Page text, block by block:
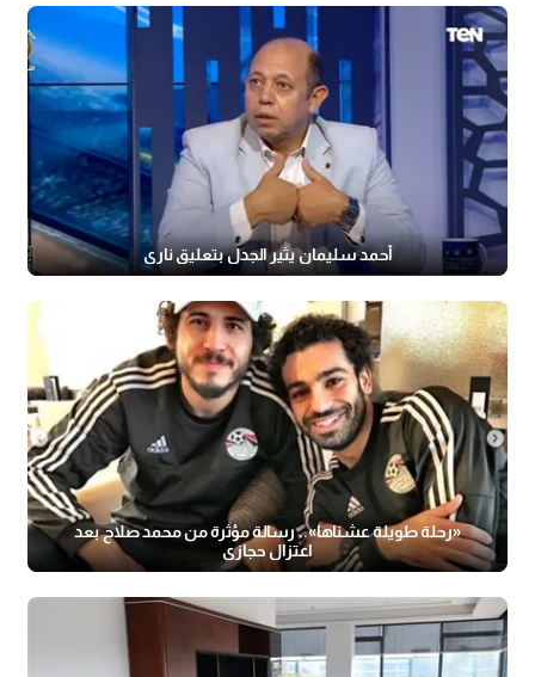
أحمد سليمان يثير الجدل بتعليق ناري
«رحلة طويلة عشناها».. رسالة مؤثرة من محمد صلاح بعد
اعتزال حجازي